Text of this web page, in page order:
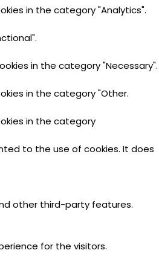
in the category "Analytics".
in the category "Necessary".
in the category "Other.
in the category
to the use of cookies. It does
other third-party features.
for the visitors.